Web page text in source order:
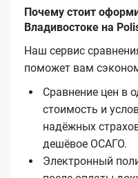
Почему стоит
Владивостоке на
Наш сервис
поможет вам
Сравнение цен в
стоимость и
надёжных
дешёвое ОСАГО.
Электронный